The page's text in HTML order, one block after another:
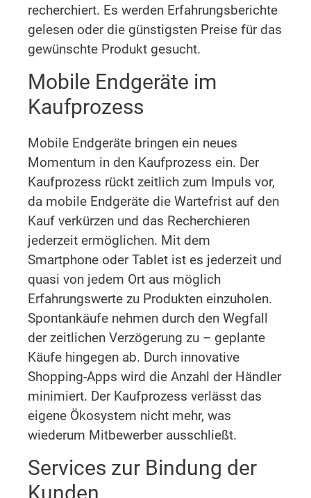
recherchiert. Es werden Erfahrungsberichte
gelesen oder die günstigsten Preise für das
gewünschte Produkt gesucht.
Mobile Endgeräte im
Kaufprozess
Mobile Endgeräte bringen ein neues
Momentum in den Kaufprozess ein. Der
Kaufprozess rückt zeitlich zum Impuls vor,
da mobile Endgeräte die Wartefrist auf den
Kauf verkürzen und das Recherchieren
jederzeit ermöglichen. Mit dem
Smartphone oder Tablet ist es jederzeit und
quasi von jedem Ort aus möglich
Erfahrungswerte zu Produkten einzuholen.
Spontankäufe nehmen durch den Wegfall
der zeitlichen Verzögerung zu – geplante
Käufe hingegen ab. Durch innovative
Shopping-Apps wird die Anzahl der Händler
minimiert. Der Kaufprozess verlässt das
eigene Ökosystem nicht mehr, was
wiederum Mitbewerber ausschließt.
Services zur Bindung der
Kunden